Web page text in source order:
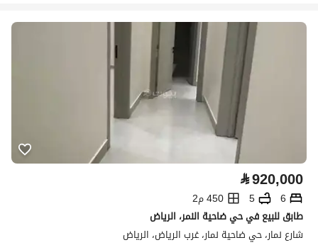
⃁920,000
6
5
450 م2
طابق للبيع في حي ضاحية النمر، الرياض
شارع نمار، حي ضاحية نمار، غرب الرياض، الرياض